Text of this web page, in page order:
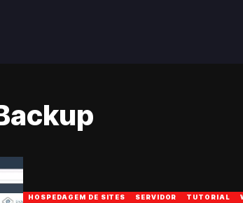
HOSPEDAGEM DE SITES SERVIDOR TUTORIAL